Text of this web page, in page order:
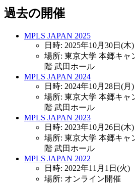
過去の開催
MPLS JAPAN 2025
日時: 2025年10月30日(木)
場所: 東京大学 本郷キャ
階 武田ホール
MPLS JAPAN 2024
日時: 2024年10月28日(月)
場所: 東京大学 本郷キャ
階 武田ホール
MPLS JAPAN 2023
日時: 2023年10月26日(木)
場所: 東京大学 本郷キャ
階 武田ホール
MPLS JAPAN 2022
日時: 2022年11月1日(火)
場所: オンライン開催